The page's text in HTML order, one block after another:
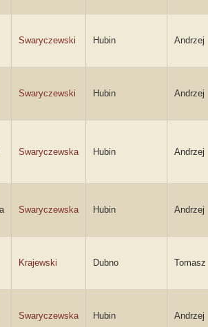
Swaryczewski Hubin Andrzej
Swaryczewski Hubin Andrzej
Swaryczewska Hubin Andrzej
Swaryczewska Hubin Andrzej
Krajewski Dubno Tomasz
Swaryczewska Hubin Andrzej